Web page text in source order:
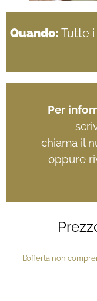
Quando: Tutte
Per
chiama il
oppure
L’offerta non